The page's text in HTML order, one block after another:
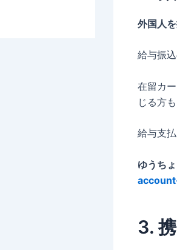
外国人
給与振
在留カ
じる方
給与支
ゆうち
3.